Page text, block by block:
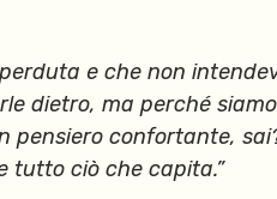
e che non
dietro, ma perché
pensiero confortante,
tutto ciò che capita.”